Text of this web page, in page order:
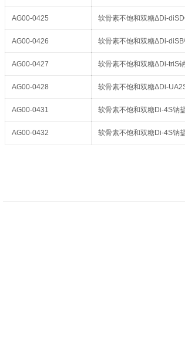
AG00-0425 软骨素不饱和双糖ΔDi-diSD
AG00-0426 软骨素不饱和双糖ΔDi-diSB
AG00-0427 软骨素不饱和双糖ΔDi-triS钠
AG00-0428 软骨素不饱和双糖ΔDi-UA2S
AG00-0431 软骨素不饱和双糖Di-4S钠盐
AG00-0432 软骨素不饱和双糖Di-4S钠盐